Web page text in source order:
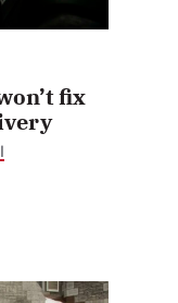
fix